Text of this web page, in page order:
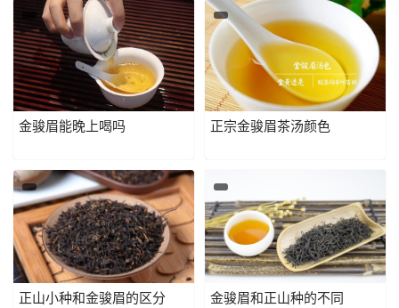
金骏眉能晚上喝吗 正宗金骏眉茶汤颜色
正山小种和金骏眉的区分 金骏眉和正山种的不同